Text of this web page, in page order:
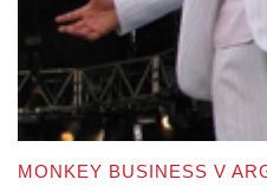
MONKEY BUSINESS V